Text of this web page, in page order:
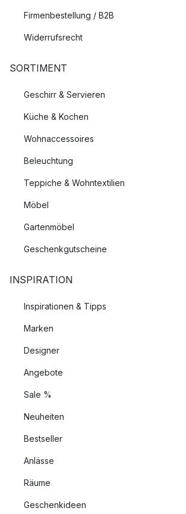
Firmenbestellung / B2B
Widerrufsrecht
SORTIMENT
Geschirr & Servieren
Küche & Kochen
Wohnaccessoires
Beleuchtung
Teppiche & Wohntextilien
Möbel
Gartenmöbel
Geschenkgutscheine
INSPIRATION
Inspirationen & Tipps
Marken
Designer
Angebote
Sale %
Neuheiten
Bestseller
Anlässe
Räume
Geschenkideen